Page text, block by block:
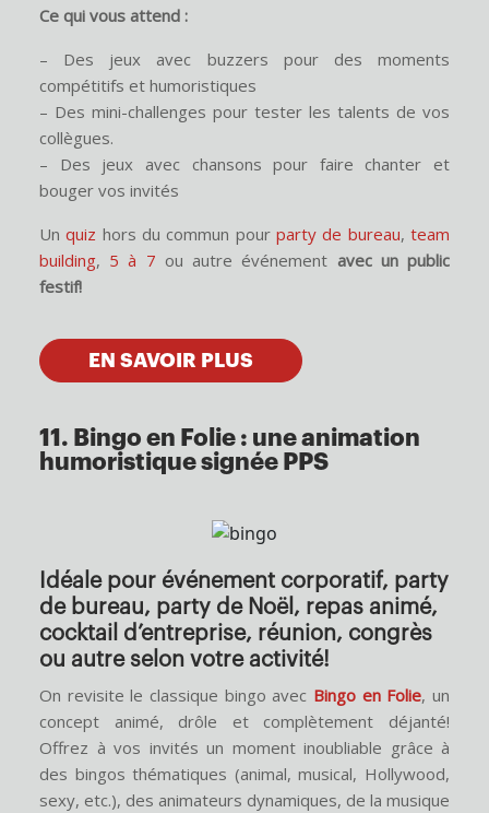
Ce qui vous attend :
– Des jeux avec buzzers pour des moments
compétitifs et humoristiques
– Des mini-challenges pour tester les talents de vos
collègues.
– Des jeux avec chansons pour faire chanter et
bouger vos invités
Unquiz hors du commun pourparty de bureau,team
building, 5 à 7 ou autre événement avec un public
festif!
EN SAVOIR PLUS
11. Bingo en Folie : une animation
humoristique signée PPS
Idéale pour événement corporatif, party
de bureau, party de Noël, repas animé,
cocktail d’entreprise, réunion, congrès
ou autre selon votre activité!
On revisite le classique bingo avec Bingo en Folie, un
concept animé, drôle et complètement déjanté!
Offrez à vos invités un moment inoubliable grâce à
des bingos thématiques (animal, musical, Hollywood,
sexy, etc.), des animateurs dynamiques, de la musique